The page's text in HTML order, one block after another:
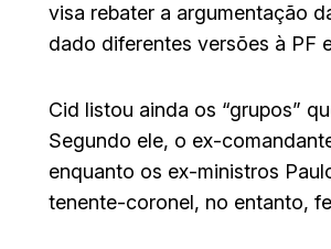
visa rebater a argumentação
dado diferentes versões à PF
Cid listou ainda os “grupos”
Segundo ele, o ex-
enquanto os ex-ministros
tenente-coronel, no entanto,